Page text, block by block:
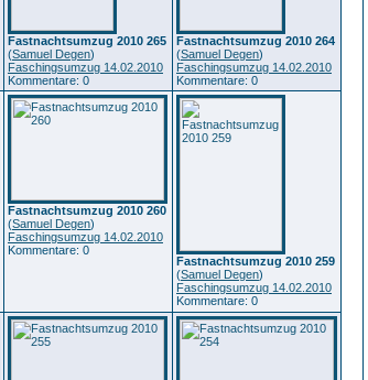
Fastnachtsumzug 2010 265
(Samuel Degen)
Faschingsumzug 14.02.2010
Kommentare: 0
Fastnachtsumzug 2010 264
(Samuel Degen)
Faschingsumzug 14.02.2010
Kommentare: 0
Fastnachtsumzug 2010 260
(Samuel Degen)
Faschingsumzug 14.02.2010
Kommentare: 0
Fastnachtsumzug 2010 259
(Samuel Degen)
Faschingsumzug 14.02.2010
Kommentare: 0